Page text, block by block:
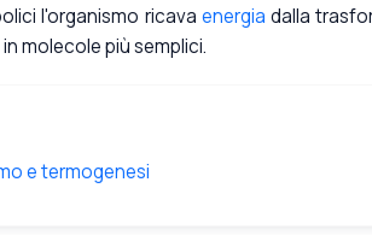
l'organismo ricava energia dalla
molecole più semplici.
e termogenesi